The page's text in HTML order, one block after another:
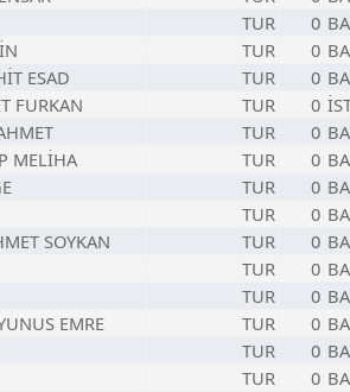
TUR 0
TUR 0
ESAD TUR 0
FURKAN TUR 0
TUR 0
MELİHA TUR 0
TUR 0
TUR 0
SOYKAN TUR 0
TUR 0
TUR 0
EMRE TUR 0
TUR 0
TUR 0